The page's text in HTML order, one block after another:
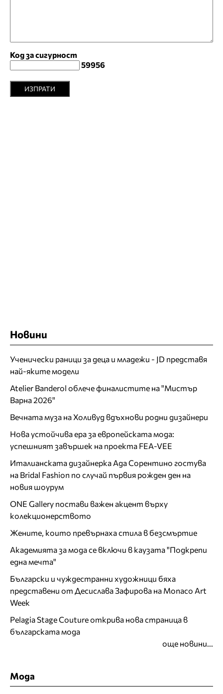
Код за сигурност
59956
ИЗПРАТИ
Новини
Ученически раници за деца и младежи - JD представя
най-яките модели
Atelier Banderol облече финалистите на "Мистър
Варна 2026"
Вечната муза на Холивуд вдъхнови родни дизайнери
Нова устойчива ера за европейската мода:
успешният завършек на проекта FEA-VEE
Италианската дизайнерка Ада Сорентино гостува
на Bridal Fashion по случай първия рожден ден на
новия шоурум
ONE Gallery постави важен акцент върху
колекционерството
Жените, които превърнаха стила в безсмъртие
Академията за мода се включи в каузата "Подкрепи
една мечта"
Български и чуждестранни художници бяха
представени от Десислава Зафирова на Monaco Art
Week
Pelagia Stage Couture открива нова страница в
българската мода
още новини...
Мода